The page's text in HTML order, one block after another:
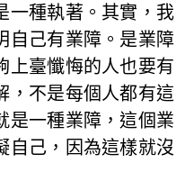
一種執著。其實，我
自己有業障。是業障
上臺懺悔的人也要有
，不是每個人都有這
是一種業障，這個業
自己，因為這樣就沒